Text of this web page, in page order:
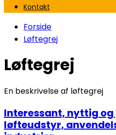
Kontakt
Forside
Løftegrej
Løftegrej
En beskrivelse af løftegrej
Interessant, nyttig og
løfteudstyr,